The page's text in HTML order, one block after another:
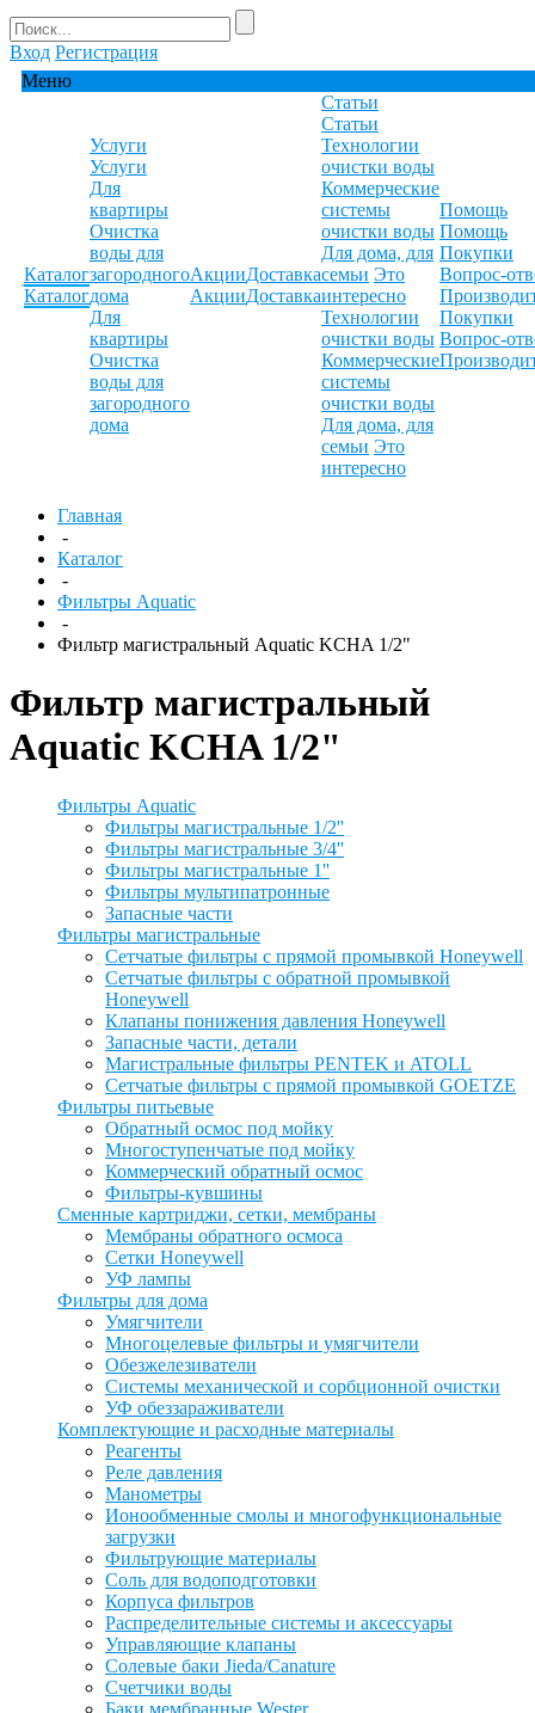
Вход Регистрация
Меню
Каталог
Каталог
Услуги
Услуги
Для
квартиры
Очистка
воды для
загородного
дома
Для
квартиры
Очистка
воды для
загородного
дома
Акции
Акции
Доставка
Доставка
Статьи
Статьи
Технологии
очистки воды
Коммерческие
системы
очистки воды
Для дома, для
семьи Это
интересно
Технологии
очистки воды
Коммерческие
системы
очистки воды
Для дома, для
семьи Это
интересно
Помощь
Помощь
Покупки
Вопрос-
Покупки
Вопрос-
Главная
-
Каталог
-
Фильтры Aquatic
-
Фильтр магистральный Aquatic KCHA 1/2"
Фильтр магистральный
Aquatic KCHA 1/2"
Фильтры Aquatic
Фильтры магистральные 1/2''
Фильтры магистральные 3/4''
Фильтры магистральные 1''
Фильтры мультипатронные
Запасные части
Фильтры магистральные
Сетчатые фильтры с прямой промывкой Honeywell
Сетчатые фильтры с обратной промывкой
Honeywell
Клапаны понижения давления Honeywell
Запасные части, детали
Магистральные фильтры PENTEK и ATOLL
Сетчатые фильтры с прямой промывкой GOETZE
Фильтры питьевые
Обратный осмос под мойку
Многоступенчатые под мойку
Коммерческий обратный осмос
Фильтры-кувшины
Сменные картриджи, сетки, мембраны
Мембраны обратного осмоса
Сетки Honeywell
УФ лампы
Фильтры для дома
Умягчители
Многоцелевые фильтры и умягчители
Обезжелезиватели
Системы механической и сорбционной очистки
УФ обеззараживатели
Комплектующие и расходные материалы
Реагенты
Реле давления
Манометры
Ионообменные смолы и многофункциональные
загрузки
Фильтрующие материалы
Соль для водоподготовки
Корпуса фильтров
Распределительные системы и аксессуары
Управляющие клапаны
Солевые баки Jieda/Canature
Счетчики воды
Баки мембранные Wester